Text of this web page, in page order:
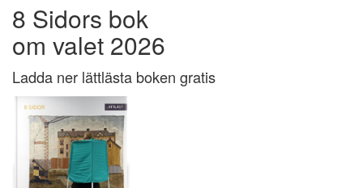
8 Sidors bok
om valet 2026
Ladda ner lättlästa boken gratis